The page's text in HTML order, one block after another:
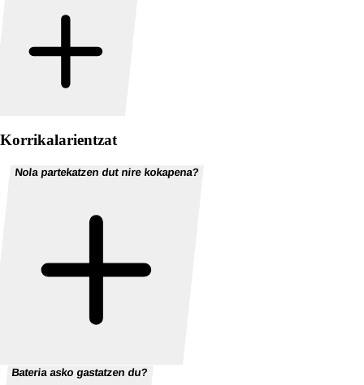
Korrikalarientzat
Nola partekatzen dut nire kokapena?
Bateria asko gastatzen du?